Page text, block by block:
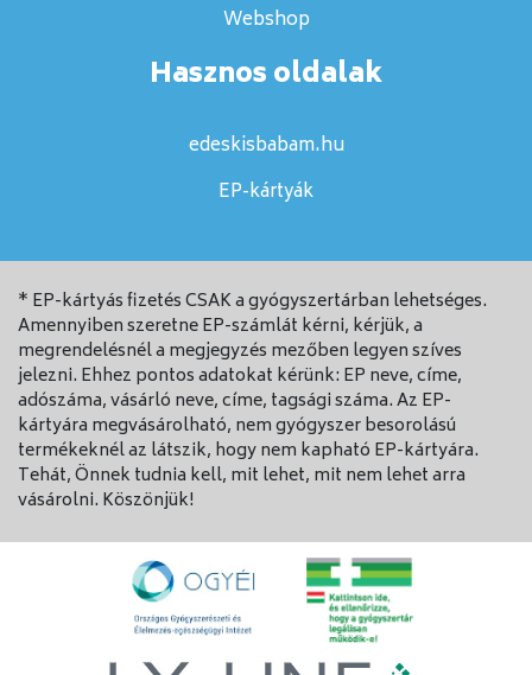
Webshop
Hasznos oldalak
edeskisbabam.hu
EP-kártyák
* EP-kártyás fizetés CSAK a gyógyszertárban lehetséges.
Amennyiben szeretne EP-számlát kérni, kérjük, a
megrendelésnél a megjegyzés mezőben legyen szíves
jelezni. Ehhez pontos adatokat kérünk: EP neve, címe,
adószáma, vásárló neve, címe, tagsági száma. Az EP-
kártyára megvásárolható, nem gyógyszer besorolású
termékeknél az látszik, hogy nem kapható EP-kártyára.
Tehát, Önnek tudnia kell, mit lehet, mit nem lehet arra
vásárolni. Köszönjük!